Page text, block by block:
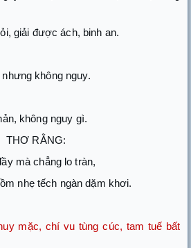
giải được ách, binh an.
không nguy.
không nguy gì.
THƠ RẰNG:
mà chẳng lo tràn,
nhẹ tếch ngàn dặm khơi.
mặc, chí vu tùng cúc, tam tuế bất